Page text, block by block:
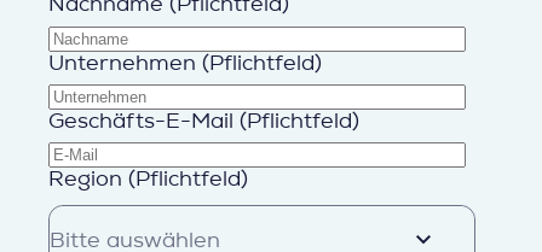
Unternehmen (Pflichtfeld)
Geschäfts-E-Mail (Pflichtfeld)
Region (Pflichtfeld)